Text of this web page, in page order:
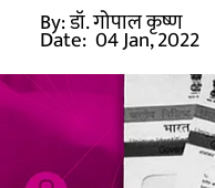
By:डॉ. गोपाल कृष्ण
Date: 04 Jan, 2022